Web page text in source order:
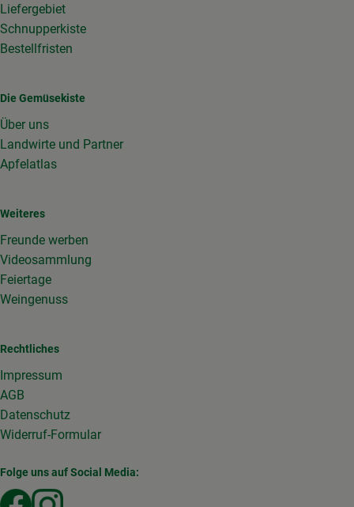
Liefergebiet
Schnupperkiste
Bestellfristen
Die Gemüsekiste
Über uns
Landwirte und Partner
Apfelatlas
Weiteres
Freunde werben
Videosammlung
Feiertage
Weingenuss
Rechtliches
Impressum
AGB
Datenschutz
Widerruf-Formular
Folge uns auf Social Media:
Externer Link zu https://www.facebook.com/
Externer Link zu https://www.instagram.com/